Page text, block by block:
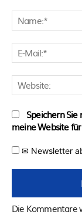
Speichern
meine Website
✉ Newsletter
Die Kommentare